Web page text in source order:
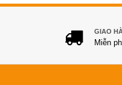
GIAO
Miễn